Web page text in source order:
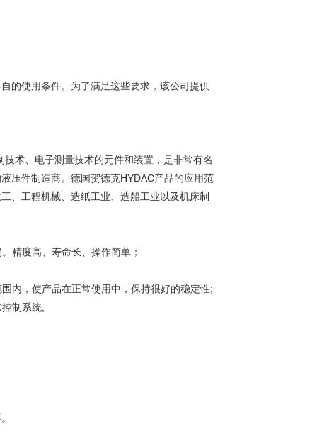
的使用条件。为了满足这些要求，该公司提供
术、电子测量技术的元件和装置，是非常有名
压件制造商。德国贺德克HYDAC产品的应用范
、工程机械、造纸工业、造船工业以及机床制
精度高、寿命长、操作简单；
内，使产品在正常使用中，保持很好的稳定性;
制系统;